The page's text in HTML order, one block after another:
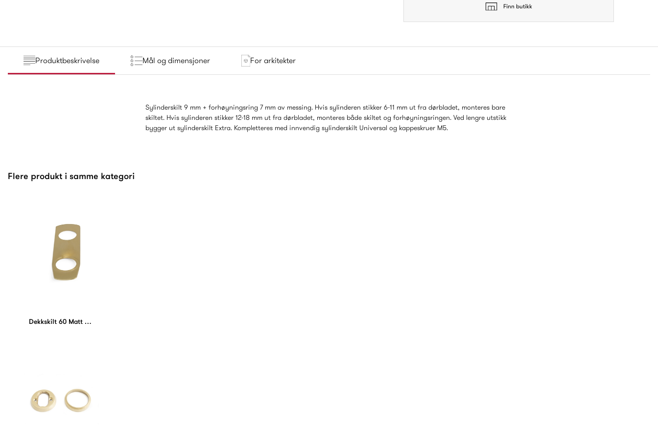
Finn butikk
Produktbeskrivelse Mål og dimensjoner For arkitekter
Sylinderskilt 9 mm + forhøyningsring 7 mm av messing. Hvis sylinderen stikker 6-11 mm ut fra dørbladet, monteres bare
skiltet. Hvis sylinderen stikker 12-18 mm ut fra dørbladet, monteres både skiltet og forhøyningsringen. Ved lengre utstikk
bygger ut sylinderskilt Extra. Kompletteres med innvendig sylinderskilt Universal og kappeskruer M5.
Flere produkt i samme kategori
Dekkskilt 60 Matt messing